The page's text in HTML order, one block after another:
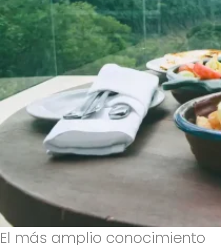
El más amplio conocimiento